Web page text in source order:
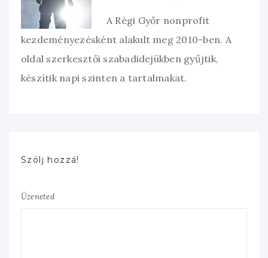
A Régi Győr nonprofit
kezdeményezésként alakult meg 2010-ben. A
oldal szerkesztői szabadidejükben gyűjtik,
készítik napi szinten a tartalmakat.
Szólj hozzá!
Üzeneted